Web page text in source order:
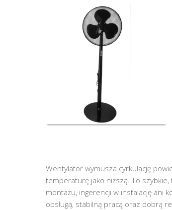
Wentylator wymusza cyrkulację
temperaturę jako niższą. To
montażu, ingerencji w instalację ani
obsługą, stabilną pracą oraz dobrą